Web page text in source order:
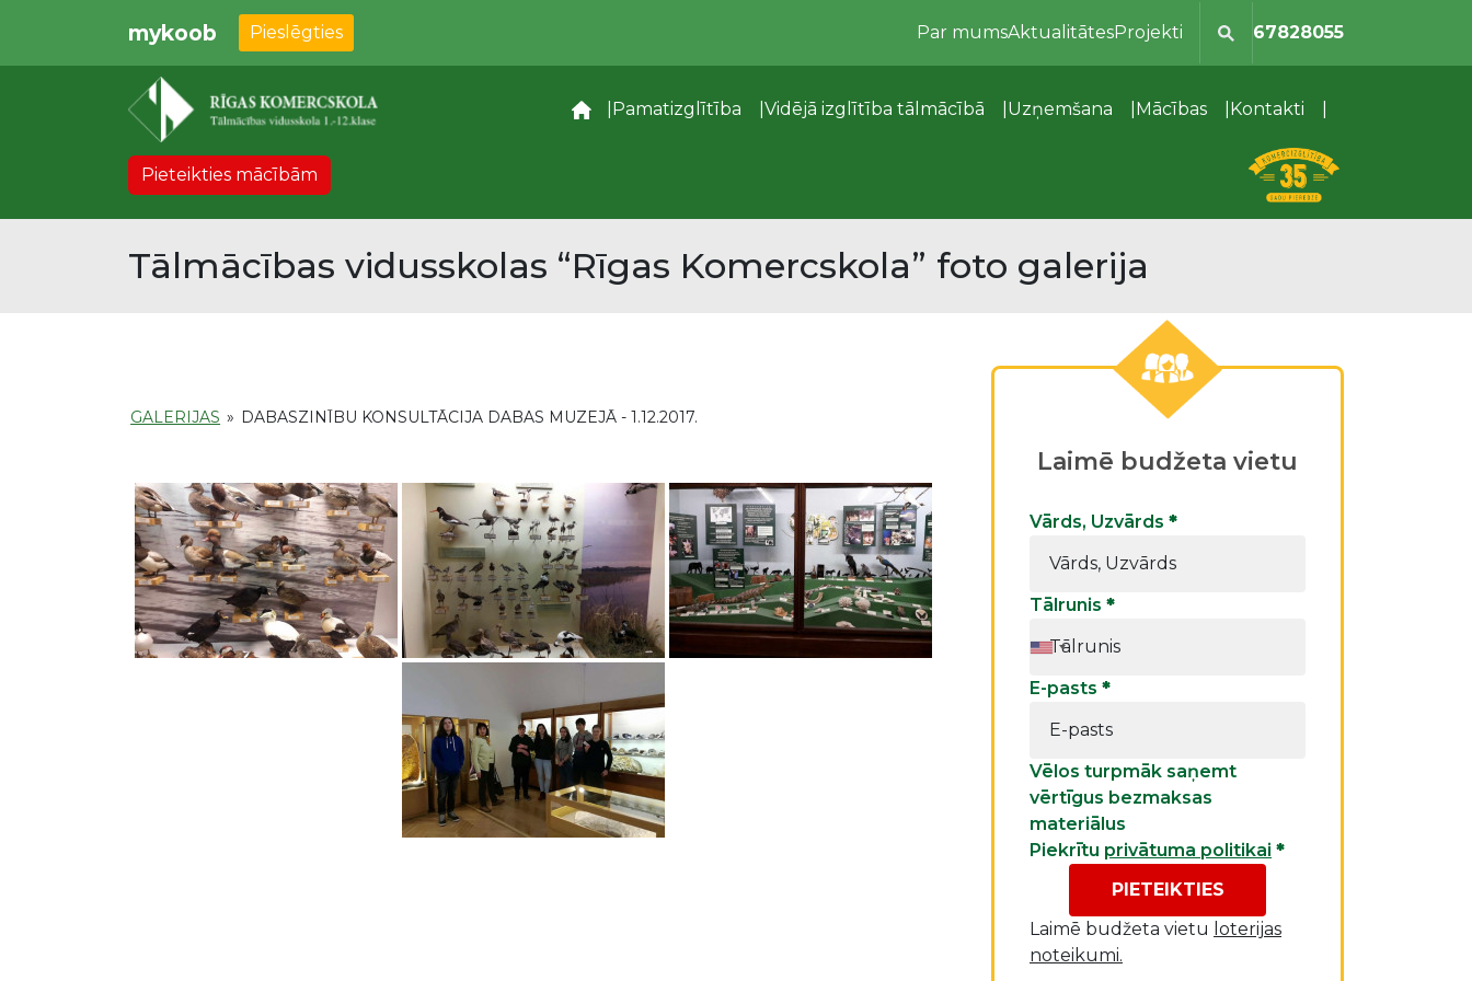
mykoob Pieslēgties Par mumsAktualitātesProjekti 67828055
– Pamatizglītība Vidējā izglītība tālmācībā Uzņemšana Mācības Kontakti
Pieteikties mācībām
Tālmācības vidusskolas “Rīgas Komercskola” foto galerija
GALERIJAS » DABASZINĪBU KONSULTĀCIJA DABAS MUZEJĀ - 1.12.2017.
Laimē budžeta vietu
Vārds, Uzvārds *
Tālrunis *
E-pasts *
Vēlos turpmāk saņemt
vērtīgus bezmaksas
materiālus
Piekrītu privātuma politikai *
PIETEIKTIES
Laimē budžeta vietu loterijas
noteikumi.